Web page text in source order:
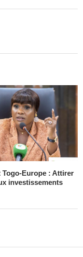
Togo-Europe : Attirer
investissements